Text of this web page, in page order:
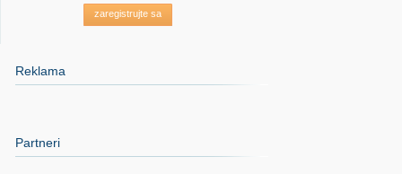
zaregistrujte sa
Reklama
Partneri